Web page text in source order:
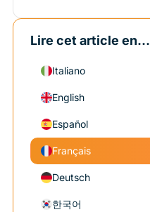
Lire cet article en...
Italiano
English
Español
Français
Deutsch
한국어